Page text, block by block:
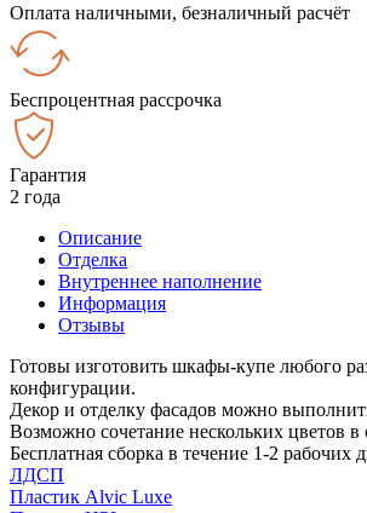
Оплата наличными, безналичный расчёт
Беспроцентная рассрочка
Гарантия
2 года
Описание
Отделка
Внутреннее наполнение
Информация
Отзывы
Готовы изготовить шкафы-купе любого
конфигурации.
Декор и отделку фасадов можно
Возможно сочетание нескольких цветов в
Бесплатная сборка в течение 1-2 рабочих
ЛДСП
Пластик Alvic Luxe